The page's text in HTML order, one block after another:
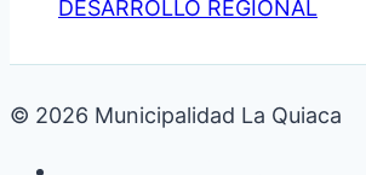
DESARROLLO REGIONAL
© 2026 Municipalidad La Quiaca